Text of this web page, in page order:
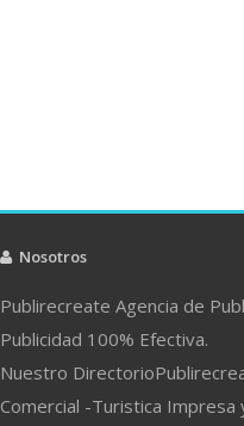
Nosotros
Publirecreate Agencia de
Publicidad 100% Efectiva.
Nuestro
Comercial -Turistica Impresa